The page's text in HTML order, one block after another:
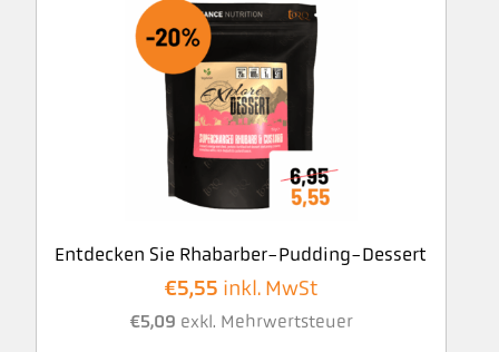
Entdecken Sie Rhabarber-Pudding-Dessert
€5,55 inkl. MwSt
€5,09 exkl. Mehrwertsteuer